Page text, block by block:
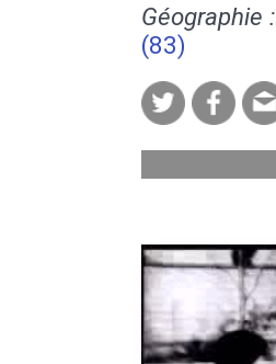
Géographie :
(83)